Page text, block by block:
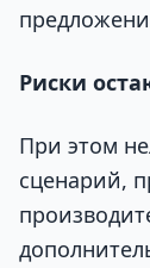
Риски
При этом
сценарий,